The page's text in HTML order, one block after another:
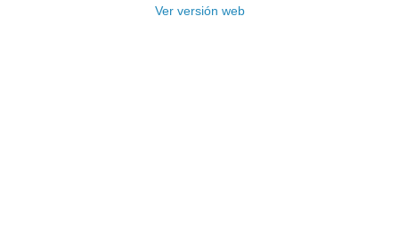
Ver versión web